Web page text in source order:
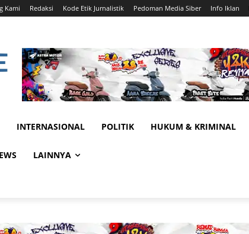
Kami Redaksi Kode Etik Jurnalistik Pedoman Media Siber Info Iklan
INTERNASIONAL POLITIK HUKUM & KRIMINAL
LAINNYA